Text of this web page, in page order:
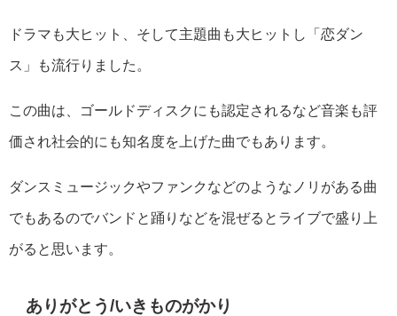
ドラマも大ヒット、そして主題曲も大ヒットし「恋ダン
ス」も流行りました。
この曲は、ゴールドディスクにも認定されるなど音楽も評
価され社会的にも知名度を上げた曲でもあります。
ダンスミュージックやファンクなどのようなノリがある曲
でもあるのでバンドと踊りなどを混ぜるとライブで盛り上
がると思います。
ありがとう/いきものがかり